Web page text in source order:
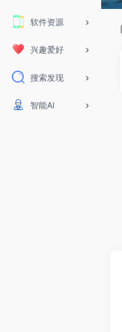
软件资源
兴趣爱好
搜索发现
智能AI